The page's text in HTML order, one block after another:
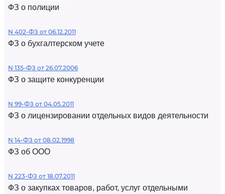
ФЗ о полиции
N 402-ФЗ от 06.12.2011
ФЗ о бухгалтерском учете
N 135-ФЗ от 26.07.2006
ФЗ о защите конкуренции
N 99-ФЗ от 04.05.2011
ФЗ о лицензировании отдельных видов деятельности
N 14-ФЗ от 08.02.1998
ФЗ об ООО
N 223-ФЗ от 18.07.2011
ФЗ о закупках товаров, работ, услуг отдельными